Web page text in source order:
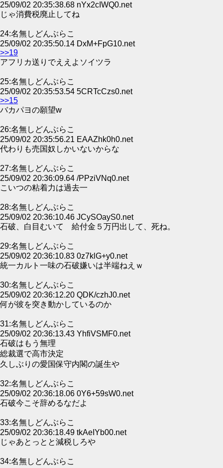
25/09/02 20:35:38.68 nYx2cIWQ0.net
じゃ消費税廃止してね
24:名無しどんぶらこ
25/09/02 20:35:50.14 DxM+FpG10.net
>>19
アフリカ送りでええよソイツラ
25:名無しどんぶらこ
25/09/02 20:35:53.54 5CRTcCzs0.net
>>15
バカパヨの願望w
26:名無しどんぶらこ
25/09/02 20:35:56.21 EAAZhk0h0.net
代わりも売国奴しかいないからな
27:名無しどんぶらこ
25/09/02 20:36:09.64 /PPziVNq0.net
こいつの粘着力は過去一
28:名無しどんぶらこ
25/09/02 20:36:10.46 JCySOayS0.net
石破、白目むいて 給付金５万円出して、死ね。
29:名無しどんぶらこ
25/09/02 20:36:10.83 0z7klG+y0.net
統一カルト一味の石破嫌いは半端ねえｗ
30:名無しどんぶらこ
25/09/02 20:36:12.20 QDK/czhJ0.net
何が彼を突き動かしているのか
31:名無しどんぶらこ
25/09/02 20:36:13.43 YhfiVSMF0.net
石破はもう無理
総裁選で高市決定
久しぶりの愛国保守内閣の誕生や
32:名無しどんぶらこ
25/09/02 20:36:18.06 0Y6+59sW0.net
石破今こそ辞めるなだよ
33:名無しどんぶらこ
25/09/02 20:36:18.49 tkAeIYb00.net
じゃあとっとと減税しろや
34:名無しどんぶらこ